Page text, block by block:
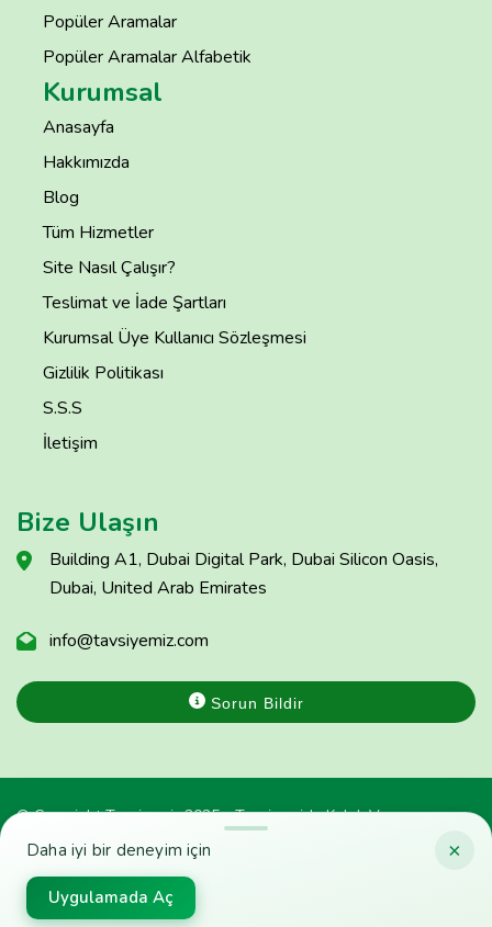
×
Daha iyi bir deneyim için
Uygulamada Aç
Popüler Aramalar
Popüler Aramalar Alfabetik
Kurumsal
Anasayfa
Hakkımızda
Blog
Tüm Hizmetler
Site Nasıl Çalışır?
Teslimat ve İade Şartları
Kurumsal Üye Kullanıcı Sözleşmesi
Gizlilik Politikası
S.S.S
İletişim
Bize Ulaşın
Building A1, Dubai Digital Park, Dubai Silicon Oasis,
Dubai, United Arab Emirates
info@tavsiyemiz.com
Sorun Bildir
© Copyright Tavsiyemiz 2025 - Tavsiyemiz'e Kulak Ver